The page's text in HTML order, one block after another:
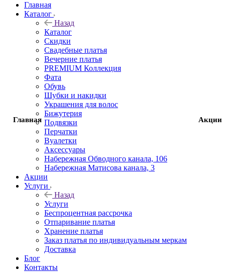
Главная
PREMIUM Коллекция
Обувь
Шубки и накидки
Украшения для волос
Перчатки
Вуалетки
Акции
Главная
Каталог
Назад
Каталог
Скидки
Свадебные платья
Вечерние платья
PREMIUM Коллекция
Фата
Обувь
Шубки и накидки
Украшения для волос
Бижутерия
Подвязки
Перчатки
Вуалетки
Аксессуары
Набережная Обводного канала, 106
Набережная Матисова канала, 3
Акции
Услуги
Назад
Услуги
Беспроцентная рассрочка
Отпаривание платья
Хранение платья
Заказ платья по индивидуальным меркам
Доставка
Блог
Контакты